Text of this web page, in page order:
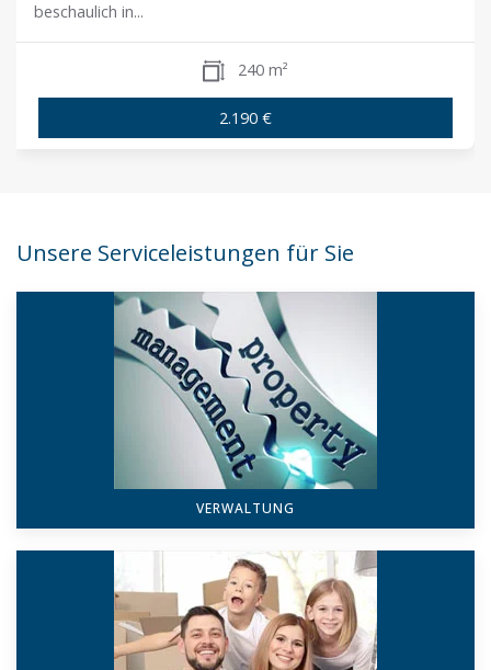
beschaulich in...
240 m²
2.190 €
Unsere Serviceleistungen für Sie
VERWALTUNG